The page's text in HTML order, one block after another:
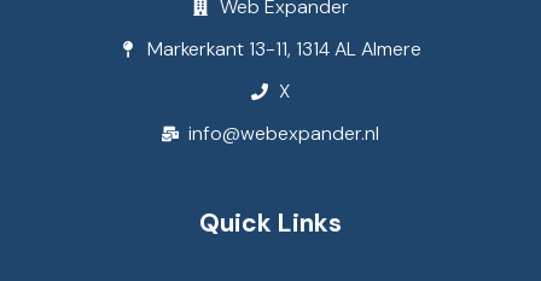
Web Expander
Markerkant 13-11, 1314 AL Almere
X
info@webexpander.nl
Quick Links